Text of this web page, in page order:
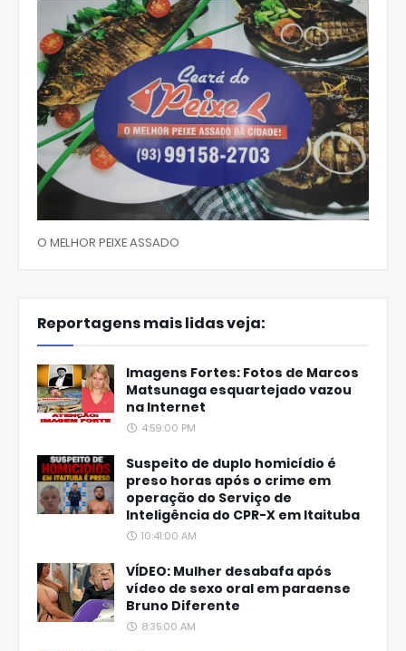
O MELHOR PEIXE ASSADO
Reportagens mais lidas veja:
Imagens Fortes: Fotos de Marcos
Matsunaga esquartejado vazou
na Internet
4:59:00 PM
Suspeito de duplo homicídio é
preso horas após o crime em
operação do Serviço de
Inteligência do CPR-X em Itaituba
10:41:00 AM
VÍDEO: Mulher desabafa após
vídeo de sexo oral em paraense
Bruno Diferente
8:35:00 AM